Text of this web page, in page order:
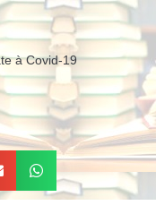
à Covid-19